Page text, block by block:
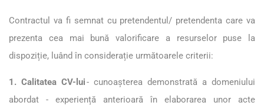
Contractul va fi semnat cu pretendentul/ pretendenta care va
prezenta cea mai bună valorificare a resurselor puse la
dispoziție, luând în considerație următoarele criterii:
1. Calitatea CV-lui- cunoașterea demonstrată a domeniului
abordat - experiență anterioară în elaborarea unor acte